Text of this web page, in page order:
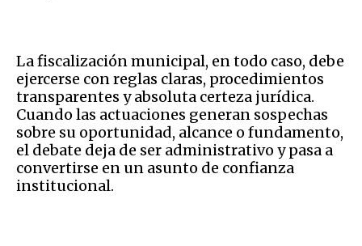
La fiscalización municipal, en todo caso, debe
ejercerse con reglas claras, procedimientos
transparentes y absoluta certeza jurídica.
Cuando las actuaciones generan sospechas
sobre su oportunidad, alcance o fundamento,
el debate deja de ser administrativo y pasa a
convertirse en un asunto de confianza
institucional.